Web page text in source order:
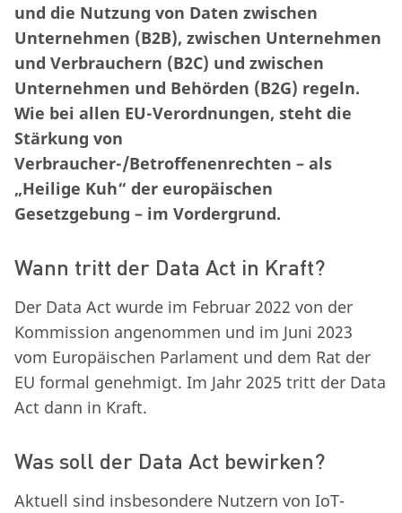
und die Nutzung von Daten zwischen
Unternehmen (B2B), zwischen Unternehmen
und Verbrauchern (B2C) und zwischen
Unternehmen und Behörden (B2G) regeln.
Wie bei allen EU-Verordnungen, steht die
Stärkung von
Verbraucher-/Betroffenenrechten – als
„Heilige Kuh“ der europäischen
Gesetzgebung – im Vordergrund.
Wann tritt der Data Act in Kraft?
Der Data Act wurde im Februar 2022 von der
Kommission angenommen und im Juni 2023
vom Europäischen Parlament und dem Rat der
EU formal genehmigt. Im Jahr 2025 tritt der Data
Act dann in Kraft.
Was soll der Data Act bewirken?
Aktuell sind insbesondere Nutzern von IoT-